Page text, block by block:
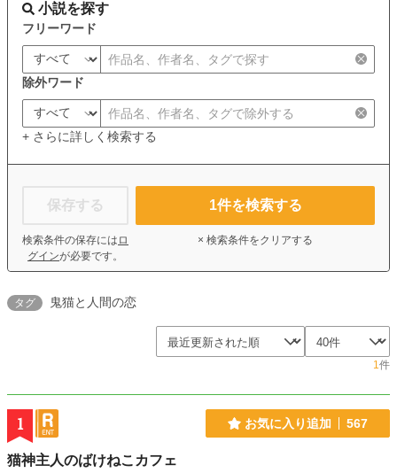
小説を探す
フリーワード
除外ワード
+ さらに詳しく検索する
保存する
検索条件の保存には ロ
グインが必要です。
1件を検索する
× 検索条件をクリアする
タグ 鬼猫と人間の恋
1件
1 お気に入り追加 567
猫神主人のばけねこカフェ